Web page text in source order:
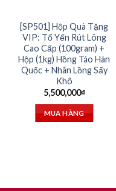
[SP501] Hộp Quà Tặng
VIP: Tổ Yến Rút Lông
Cao Cấp (100gram) +
Hộp (1kg) Hồng Táo Hàn
Quốc + Nhãn Lồng Sấy
Khô
5,500,000₫
MUA HÀNG